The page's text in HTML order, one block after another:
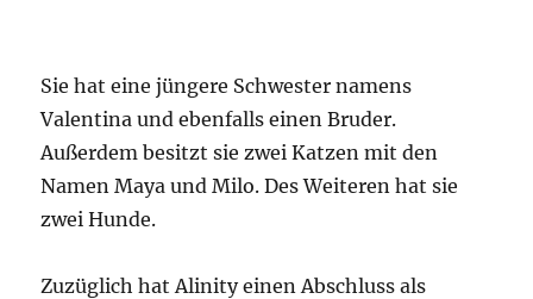
Sie hat eine jüngere Schwester namens
Valentina und ebenfalls einen Bruder.
Außerdem besitzt sie zwei Katzen mit den
Namen Maya und Milo. Des Weiteren hat sie
zwei Hunde.
Zuzüglich hat Alinity einen Abschluss als